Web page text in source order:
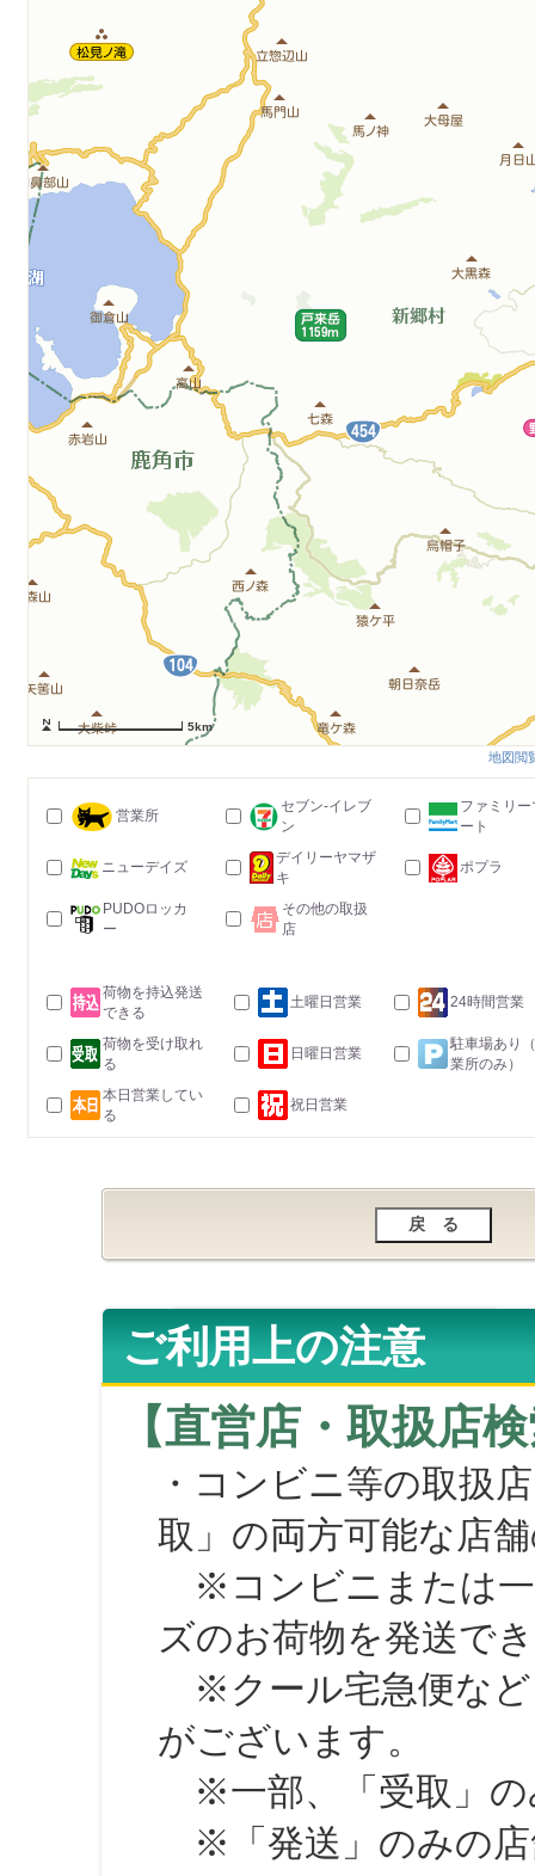
5km
地図閲
営業所
セブン-イレブ
ン
ファミリー
ート
ニューデイズ
デイリーヤマザ
キ
ポプラ
PUDOロッカ
ー
その他の取扱
店
荷物を持込発送
できる
土曜日営業 24時間営業
荷物を受け取れ
る
日曜日営業
駐車場あり
業所のみ）
本日営業してい
る
祝日営業
ご利用上の注意
【直営店・取扱店
・コンビニ等の取扱
取」の両方可能な店
※コンビニまたは一
ズのお荷物を発送で
※クール宅急便など
がございます。
※一部、「受取」の
※「発送」のみの店